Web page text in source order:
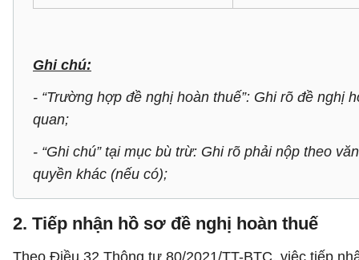
Ghi chú:
- “Trường hợp đề nghị hoàn thuế”: Ghi rõ đề
quan;
- “Ghi chú” tại mục bù trừ: Ghi rõ phải nộp theo
quyền khác (nếu có);
2. Tiếp nhận hồ sơ đề nghị hoàn thuế
Theo Điều 32 Thông tư 80/2021/TT-BTC, việc tiếp